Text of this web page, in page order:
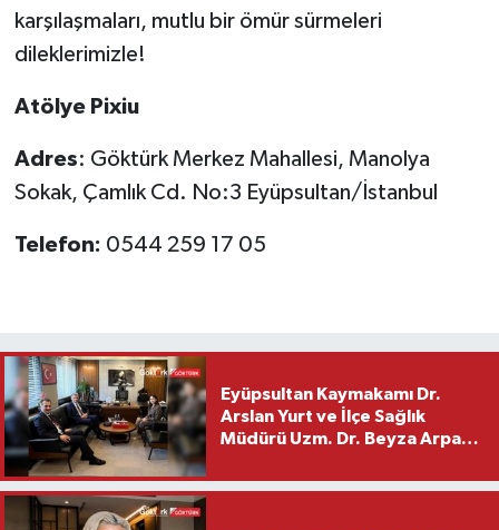
karşılaşmaları, mutlu bir ömür sürmeleri
dileklerimizle!
Atölye Pixiu
Adres: Göktürk Merkez Mahallesi, Manolya
Sokak, Çamlık Cd. No:3 Eyüpsultan/İstanbul
Telefon: 0544 259 17 05
Eyüpsultan Kaymakamı Dr.
Arslan Yurt ve İlçe Sağlık
Müdürü Uzm. Dr. Beyza Arpacı
Ziyareti